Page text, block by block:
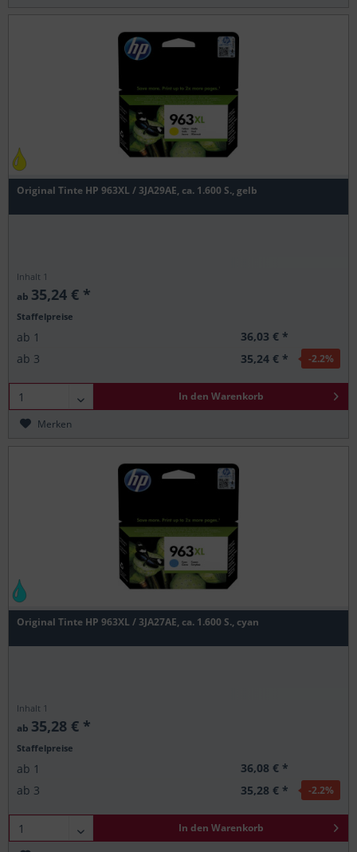
Original Tinte HP 963XL / 3JA29AE, ca. 1.600 S., gelb
Inhalt 1
ab 35,24 € *
Staffelpreise
ab 1
36,03 € *
ab 3 35,24 € * -2.2%
In den Warenkorb
Merken
Original Tinte HP 963XL / 3JA27AE, ca. 1.600 S., cyan
Inhalt 1
ab 35,28 € *
Staffelpreise
ab 1
36,08 € *
ab 3 35,28 € * -2.2%
In den Warenkorb